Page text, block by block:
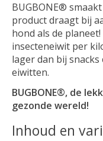
BUGBONE®
product draagt bij
hond als de
insecteneiwit per
lager dan bij
eiwitten.
BUGBONE®, de
gezonde wereld!
Inhoud en